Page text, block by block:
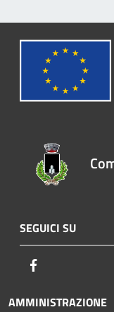
SEGUICI SU
AMMINISTRAZIONE